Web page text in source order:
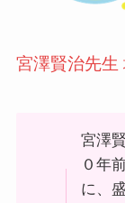
宮澤賢治先生
宮澤
０年
に、